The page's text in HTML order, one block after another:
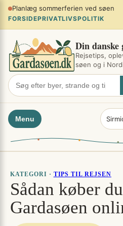
Spring
indhold
Planlæg sommerferien ved søen
FORSIDEPRIVATLIVSPOLITIK
Din danske
Rejsetips,
søen og i
Menu
KATEGORI · TIPS TIL REJSEN
Sådan køber
Gardasøen